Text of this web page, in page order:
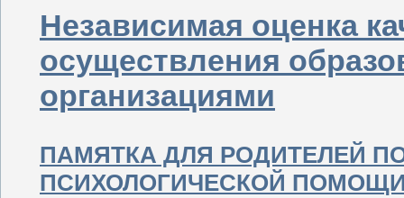
Независимая оценка
осуществления
организациями
ПАМЯТКА ДЛЯ РОДИТЕЛЕЙ
ПСИХОЛОГИЧЕСКОЙ